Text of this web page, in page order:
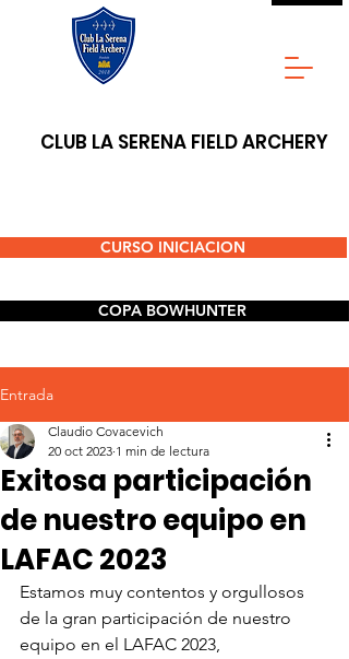
CLUB LA SERENA FIELD ARCHERY
CURSO INICIACION
COPA BOWHUNTER
Entrada
Exitosa participación
de nuestro equipo en
LAFAC 2023
Claudio Covacevich
20 oct 2023 1 min de lectura
Estamos muy contentos y orgullosos
de la gran participación de nuestro
equipo en el LAFAC 2023,